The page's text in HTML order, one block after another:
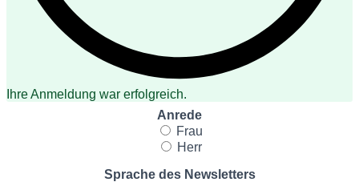
Ihre Anmeldung war erfolgreich.
Anrede
Frau
Herr
Sprache des Newsletters